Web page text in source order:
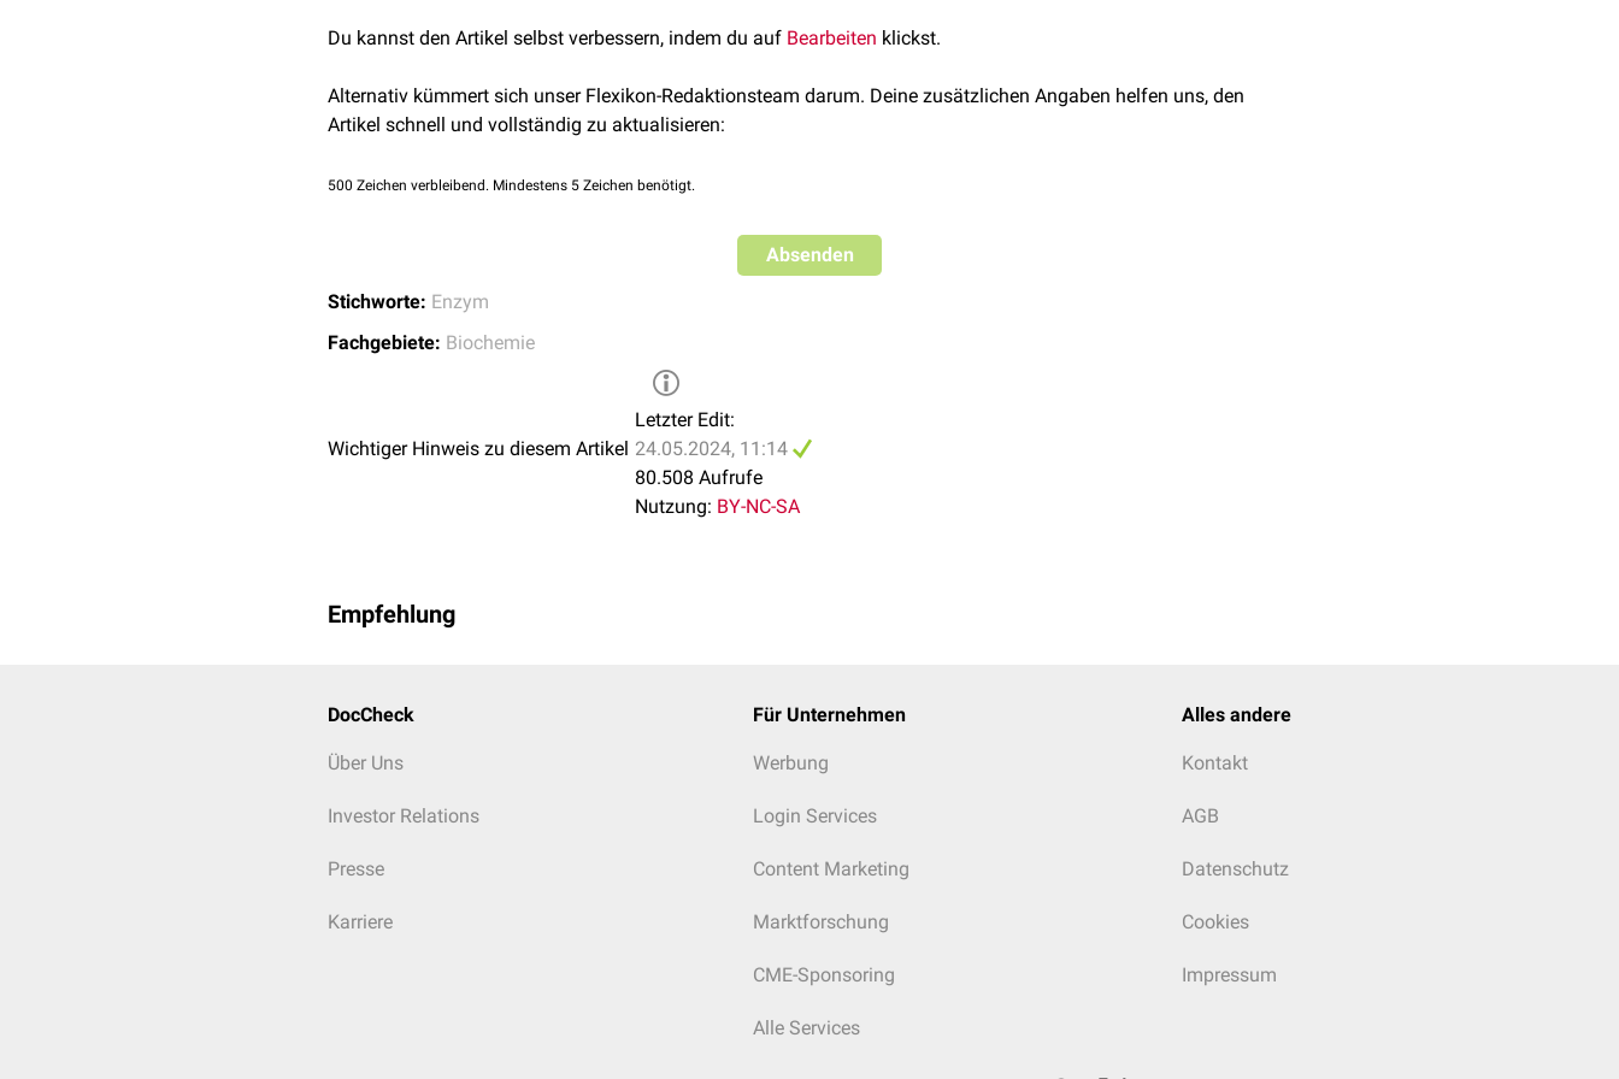
durch diese Konformationsänderung wird dieDephosphorylierungvon NF-AT möglich.
durch Calpain. Hierdurch wird Calcineurin konstitutiv aktiviert.
Neben NF-AT wird nach aktuellsten Ergebnissen auch Calcineurin in den
Aktivität der Calcineurin-NF-AT-Signalkaskade ist jedoch unumstritten.
Calcineurininhibitoren CiclosporinundTacrolimus .
Du kannst den Artikel selbst verbessern, indem du auf Bearbeiten klickst.
Alternativ kümmert sich unser Flexikon-Redaktionsteam darum. Deine zusätzlichen Angaben helfen uns, den
Artikel schnell und vollständig zu aktualisieren:
500 Zeichen verbleibend. Mindestens 5 Zeichen benötigt.
Absenden
Stichworte: Enzym
Fachgebiete: Biochemie
Wichtiger Hinweis zu diesem Artikel
Letzter Edit:
24.05.2024, 11:14
80.508 Aufrufe
Nutzung: BY-NC-SA
Empfehlung
DocCheck
Über Uns
Investor Relations
Presse
Karriere
Für Unternehmen
Werbung
Login Services
Content Marketing
Marktforschung
CME-Sponsoring
Alle Services
Alles andere
Kontakt
AGB
Datenschutz
Cookies
Impressum